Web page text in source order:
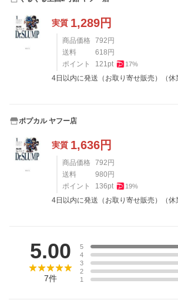
実質 1,289円
商品価格 792 円
送料
618 円
ポイント
121pt 17%
4日以内に発送（お取り寄せ販売）（休
ポプカル ヤフー店
実質 1,636円
商品価格 792 円
送料
980 円
ポイント
136pt 19%
4日以内に発送（お取り寄せ販売）（休
5.00
7件
5
4
3
2
1